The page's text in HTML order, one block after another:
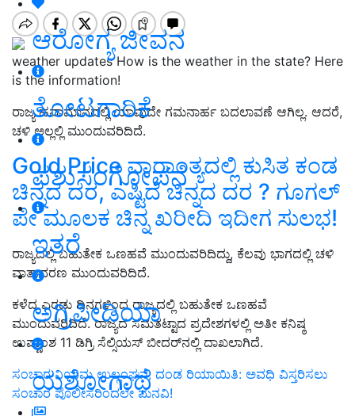
ಆರೋಗ್ಯ ಜೀವನ
ತೋಟಗಾರಿಕೆ
ಪಶುಸಂಗೋಪನೆ
ಇತರೆ
ಅಗ್ರಿಪೀಡಿಯಾ
ಯಶೋಗಾಥೆ
weather updates How is the weather in the state? Here
is the information!
ರಾಜ್ಯ ಹವಾಮಾನದಲ್ಲಿ ಯಾವುದೇ ಗಮನಾರ್ಹ ಬದಲಾವಣೆ ಆಗಿಲ್ಲ. ಆದರೆ,
ಚಳಿ ಅಲ್ಲಲ್ಲಿ ಮುಂದುವರಿದಿದೆ.
Gold Price ವಾರಾಂತ್ಯದಲ್ಲಿ ಕುಸಿತ ಕಂಡ
ಚಿನ್ನದ ದರ, ಎಷ್ಟಿದೆ ಚಿನ್ನದ ದರ ? ಗೂಗಲ್‌
ಪೇ ಮೂಲಕ ಚಿನ್ನ ಖರೀದಿ ಇದೀಗ ಸುಲಭ!
ರಾಜ್ಯದಲ್ಲಿ ಬಹುತೇಕ ಒಣಹವೆ ಮುಂದುವರಿದಿದ್ದು, ಕೆಲವು ಭಾಗದಲ್ಲಿ ಚಳಿ
ವಾತಾವರಣ ಮುಂದುವರಿದಿದೆ.
ಕಳೆದ ಎರಡು ದಿನಗಳಿಂದ ರಾಜ್ಯದಲ್ಲಿ ಬಹುತೇಕ ಒಣಹವೆ
ಮುಂದುವರಿದಿದೆ. ರಾಜ್ಯದ ಸಮತಟ್ಟಾದ ಪ್ರದೇಶಗಳಲ್ಲಿ ಅತೀ ಕನಿಷ್ಠ
ಉಷ್ಣಾಂಶ 11 ಡಿಗ್ರಿ ಸೆಲ್ಸಿಯಸ್‌ ಬೀದರ್‌ನಲ್ಲಿ ದಾಖಲಾಗಿದೆ.
ಸಂಚಾರ ನಿಯಮ ಉಲ್ಲಂಘನೆ; ದಂಡ ರಿಯಾಯಿತಿ: ಅವಧಿ ವಿಸ್ತರಿಸಲು
ಸಂಚಾರ ಪೊಲೀಸರಿಂದಲೇ ಮನವಿ!